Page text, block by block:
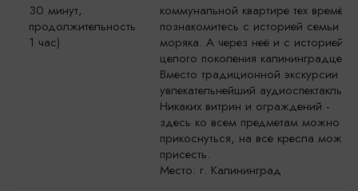
30 минут,
продолжительность
1 час)
коммунальной квартире тех времён,
познакомитесь с историей семьи
моряка. А через неё и с историей
целого поколения калининградцев.
Вместо традиционной экскурсии -
увлекательнейший аудиоспектакль.
Никаких витрин и ограждений -
здесь ко всем предметам можно
прикоснуться, на все кресла можно
присесть.
Место: г. Калининград